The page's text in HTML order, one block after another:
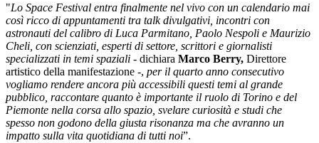
"Lo Space Festival entra finalmente nel vivo con un calendario mai
così ricco di appuntamenti tra talk divulgativi, incontri con
astronauti del calibro di Luca Parmitano, Paolo Nespoli e Maurizio
Cheli, con scienziati, esperti di settore, scrittori e giornalisti
specializzati in temi spaziali - dichiara Marco Berry, Direttore
artistico della manifestazione -, per il quarto anno consecutivo
vogliamo rendere ancora più accessibili questi temi al grande
pubblico, raccontare quanto è importante il ruolo di Torino e del
Piemonte nella corsa allo spazio, svelare curiosità e studi che
spesso non godono della giusta risonanza ma che avranno un
impatto sulla vita quotidiana di tutti noi”.